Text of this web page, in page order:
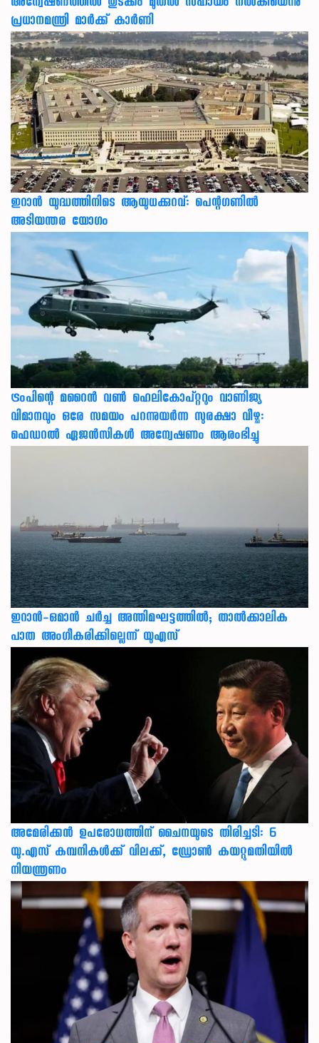
അന്വേഷണത്തില്‍ തുടക്കം മുതല്‍ സഹായം നല്‍കിയെന്നു
പ്രധാനമന്ത്രി മാര്‍ക്ക് കാര്‍ണി
ഇറാന്‍ യുദ്ധത്തിനിടെ ആയുധക്കുറവ്: പെന്റഗണില്‍
അടിയന്തര യോഗം
ട്രംപിന്റെ മറൈന്‍ വണ്‍ ഹെലികോപ്റ്ററും വാണിജ്യ
വിമാനവും ഒരേ സമയം പറന്നുയര്‍ന്ന സുരക്ഷാ വീഴ്ച:
ഫെഡറല്‍ ഏജന്‍സികള്‍ അന്വേഷണം ആരംഭിച്ചു
ഇറാന്‍-ഒമാന്‍ ചര്‍ച്ച അന്തിമഘട്ടത്തില്‍; താല്‍ക്കാലിക
പാത അംഗീകരിക്കില്ലെന്ന് യുഎസ്
അമേരിക്കൻ ഉപരോധത്തിന് ചൈനയുടെ തിരിച്ചടി: 6
യു.എസ് കമ്പനികൾക്ക് വിലക്ക്, ഡ്രോൺ കയറ്റുമതിയിൽ
നിയന്ത്രണം